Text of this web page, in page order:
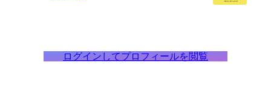
ログインしてプロフィールを閲覧